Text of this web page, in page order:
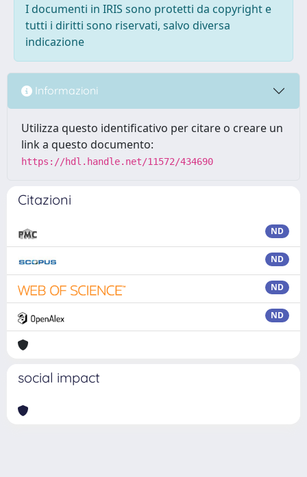
I documenti in IRIS sono protetti da copyright e
tutti i diritti sono riservati, salvo diversa
indicazione
Informazioni
Utilizza questo identificativo per citare o creare un
link a questo documento:
https://hdl.handle.net/11572/434690
Citazioni
ND
ND
ND
ND
social impact